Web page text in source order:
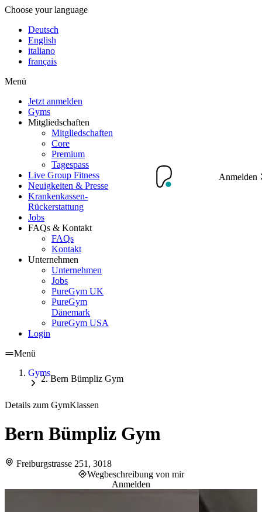
Choose your language
Deutsch
English
italiano
français
Menü
Jetzt anmelden
Gyms
Mitgliedschaften
Mitgliedschaften
Core
Premium
Tagespass
Live Group Fitness
Neuigkeiten & Presse
Krankenkassen-
Rückerstattung
Jobs
FAQs & Kontakt
FAQs
Kontakt
Unternehmen
Unternehmen
Jobs
PureGym UK
PureGym
Dänemark
PureGym USA
Login
Menü
Anmelden
Gyms
Bern Bümpliz Gym
Details zum GymKlassen
Bern Bümpliz Gym
Freiburgstrasse 251, 3018
Wegbeschreibung von mir
Anmelden